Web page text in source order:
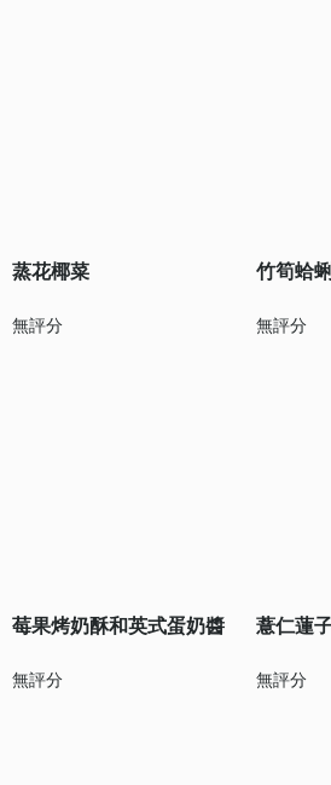
蒸花椰菜
無評分
竹筍蛤
無評分
莓果烤奶酥和英式蛋奶醬
無評分
薏仁蓮
無評分